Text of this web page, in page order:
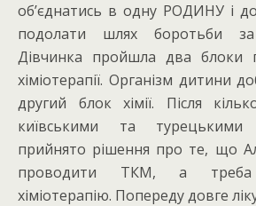
об’єднатись в одну РОДИНУ і
подолати шлях боротьби
Дівчинка пройшла два блоки
хіміотерапії. Організм дитини
другий блок хімії. Після
київськими та турецькими
прийнято рішення про те, що
проводити ТКМ, а треба
хіміотерапію. Попереду довге